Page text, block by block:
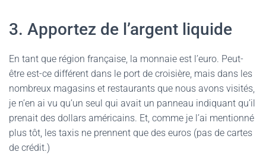
3. Apportez de l’argent liquide
En tant que région française, la monnaie est l’euro. Peut-
être est-ce différent dans le port de croisière, mais dans les
nombreux magasins et restaurants que nous avons visités,
je n’en ai vu qu’un seul qui avait un panneau indiquant qu’il
prenait des dollars américains. Et, comme je l’ai mentionné
plus tôt, les taxis ne prennent que des euros (pas de cartes
de crédit.)